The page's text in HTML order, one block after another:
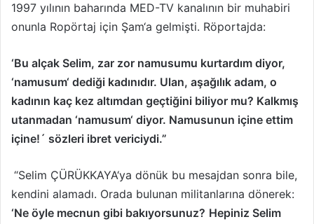
1997 yılının baharında MED-TV kanalının bir muhabiri
onunla Ropörtaj için Şam‘a gelmişti. Röportajda:
‘Bu alçak Selim, zar zor namusumu kurtardım diyor,
‘namusum‘ dediği kadınıdır. Ulan, aşağılık adam, o
kadının kaç kez altımdan geçtiğini biliyor mu? Kalkmış
utanmadan ‘namusum‘ diyor. Namusunun içine ettim
içine!´ sözleri ibret vericiydi.”
“Selim ÇÜRÜKKAYA‘ya dönük bu mesajdan sonra bile,
kendini alamadı. Orada bulunan militanlarına dönerek:
‘Ne öyle mecnun gibi bakıyorsunuz? Hepiniz Selim